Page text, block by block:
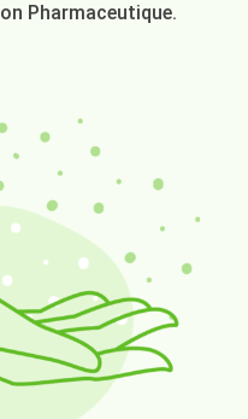
Pharmaceutique.